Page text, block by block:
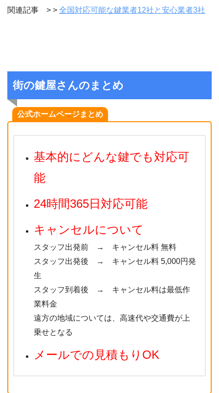
関連記事 > > 全国対応可能な鍵業者12社と安心業者3社
街の鍵屋さんのまとめ
公式ホームページまとめ
基本的にどんな鍵でも対応可
能
24時間365日対応可能
キャンセルについて
スタッフ出発前 → キャンセル料 無料
スタッフ出発後 → キャンセル料 5,000円発
生
スタッフ到着後 → キャンセル料は最低作
業料金
遠方の地域については、高速代や交通費が上
乗せとなる
メールでの見積もりOK